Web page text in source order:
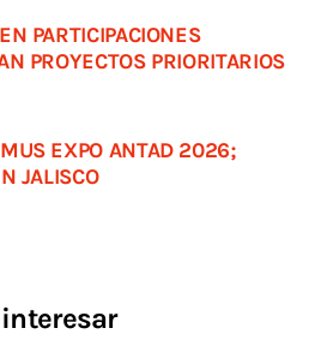
PARTICIPACIONES
PROYECTOS PRIORITARIOS
EXPO ANTAD 2026;
JALISCO